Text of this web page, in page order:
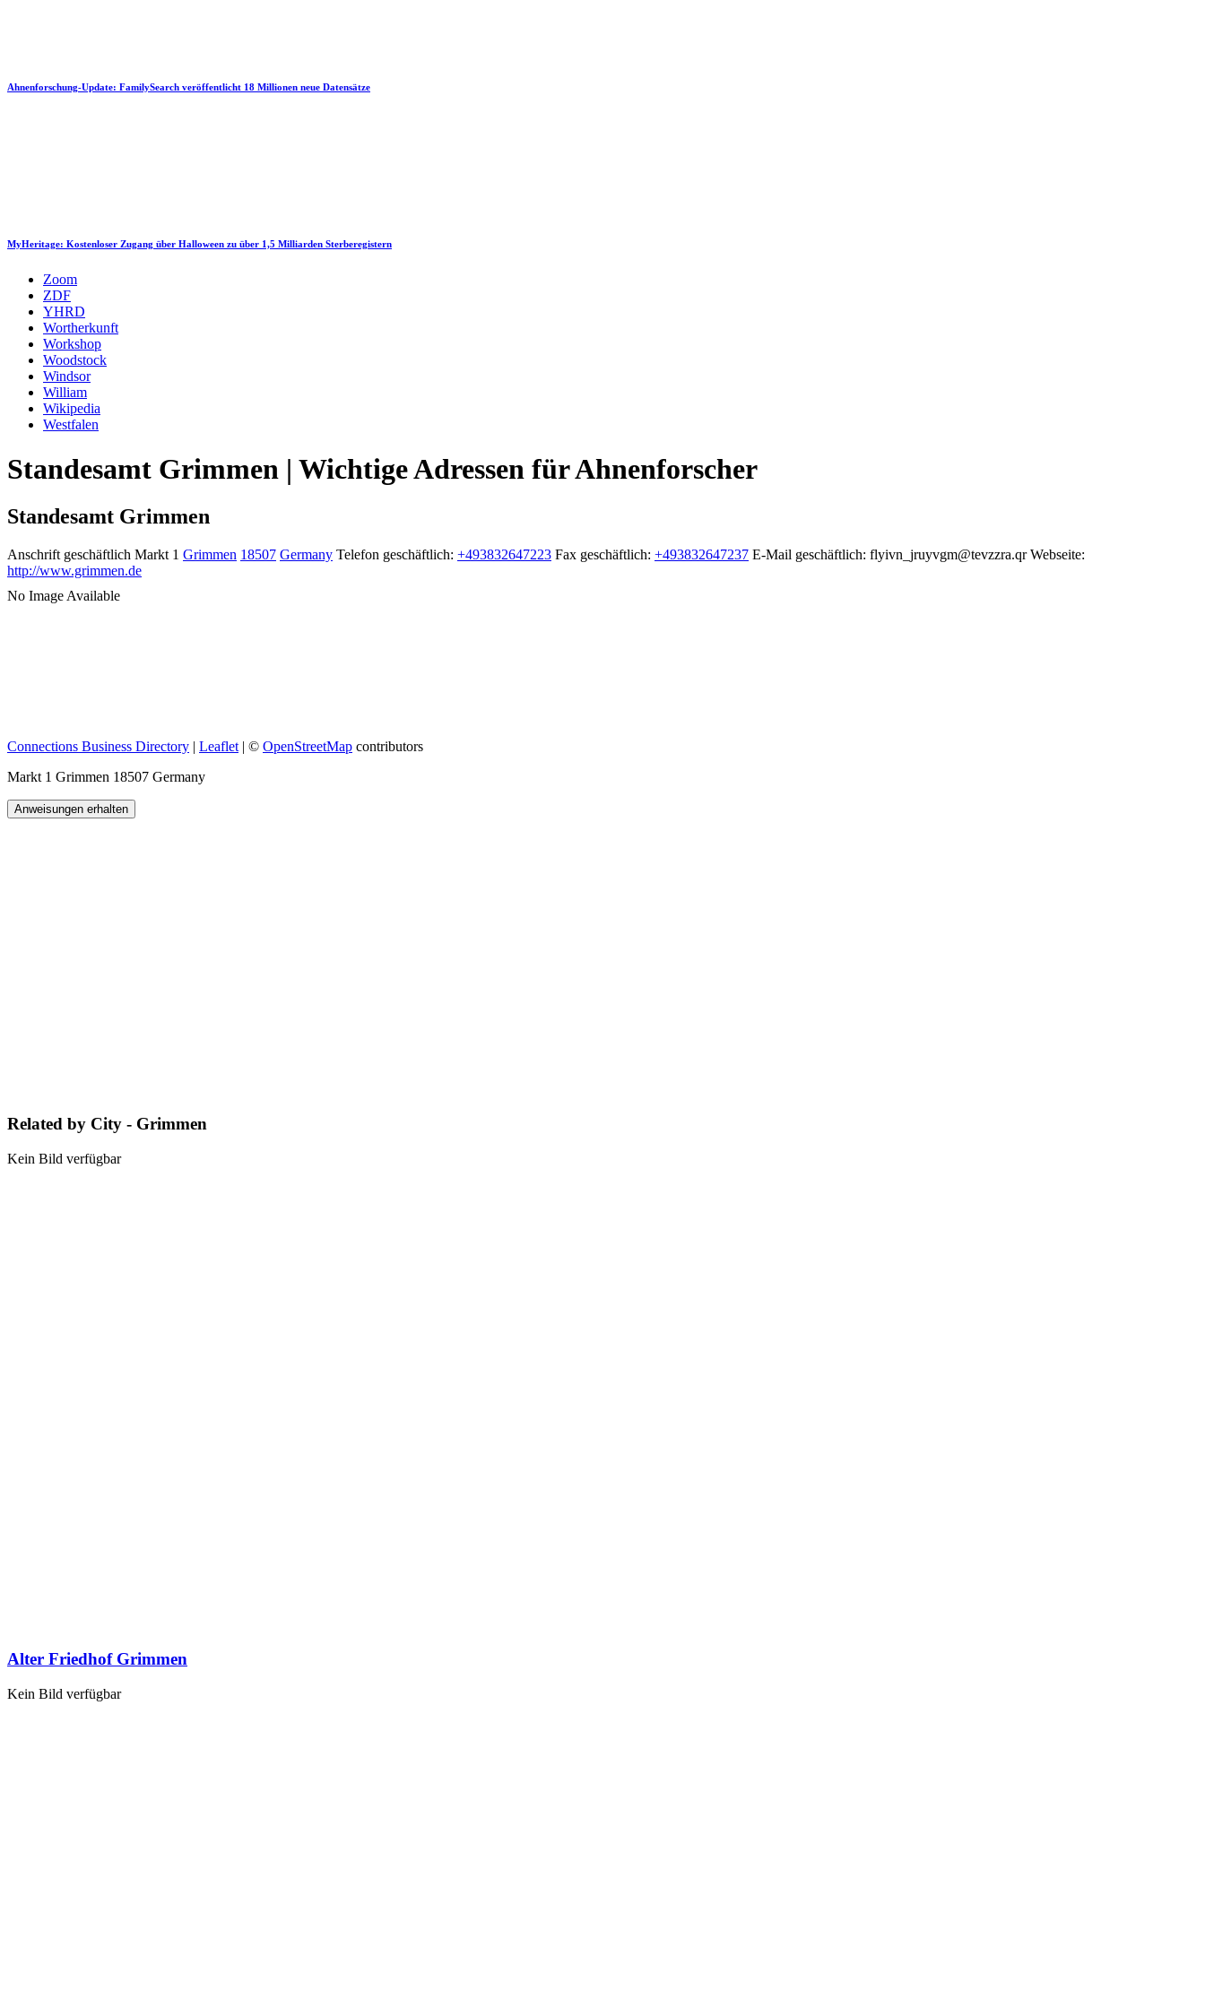
Ahnenforschung-Update: FamilySearch veröffentlicht 18 Millionen neue Datensätze
MyHeritage: Kostenloser Zugang über Halloween zu über 1,5 Milliarden Sterberegistern
Zoom
ZDF
YHRD
Wortherkunft
Workshop
Woodstock
Windsor
William
Wikipedia
Westfalen
Standesamt Grimmen | Wichtige Adressen für Ahnenforscher
Standesamt Grimmen
Anschrift geschäftlich Markt 1 Grimmen 18507 Germany Telefon geschäftlich: +493832647223 Fax geschäftlich: +493832647237 E-Mail geschäftlich: flyivn_jruyvgm@tevzzra.qr Webseite:
http://www.grimmen.de
No Image Available
Connections Business Directory | Leaflet | © OpenStreetMap contributors
Markt 1 Grimmen 18507 Germany
Anweisungen erhalten
Related by City - Grimmen
Kein Bild verfügbar
Alter Friedhof Grimmen
Kein Bild verfügbar